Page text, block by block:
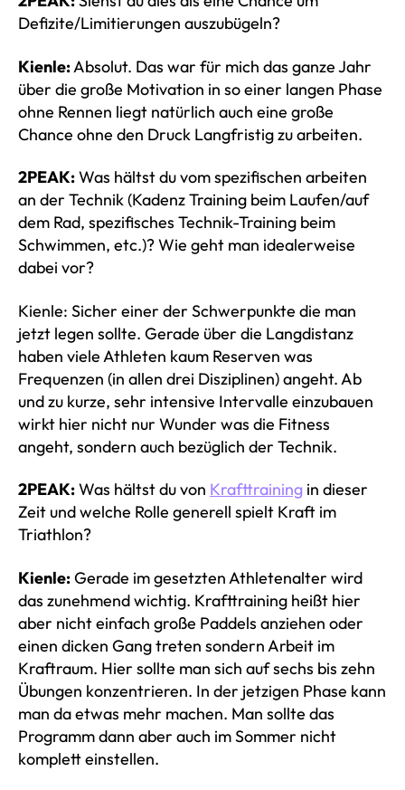
Defizite/Limitierungen auszubügeln?
Kienle:Absolut. Das war für mich das ganze Jahr
über die große Motivation in so einer langen Phase
ohne Rennen liegt natürlich auch eine große
Chance ohne den Druck Langfristig zu arbeiten.
2PEAK:Was hältst du vom spezifischen arbeiten
an der Technik (Kadenz Training beim Laufen/auf
dem Rad, spezifisches Technik-Training beim
Schwimmen, etc.)? Wie geht man idealerweise
dabei vor?
Kienle: Sicher einer der Schwerpunkte die man
jetzt legen sollte. Gerade über die Langdistanz
haben viele Athleten kaum Reserven was
Frequenzen (in allen drei Disziplinen) angeht. Ab
und zu kurze, sehr intensive Intervalle einzubauen
wirkt hier nicht nur Wunder was die Fitness
angeht, sondern auch bezüglich der Technik.
2PEAK:Was hältst du von Krafttraining in dieser
Zeit und welche Rolle generell spielt Kraft im
Triathlon?
Kienle:Gerade im gesetzten Athletenalter wird
das zunehmend wichtig. Krafttraining heißt hier
aber nicht einfach große Paddels anziehen oder
einen dicken Gang treten sondern Arbeit im
Kraftraum. Hier sollte man sich auf sechs bis zehn
Übungen konzentrieren. In der jetzigen Phase kann
man da etwas mehr machen. Man sollte das
Programm dann aber auch im Sommer nicht
komplett einstellen.